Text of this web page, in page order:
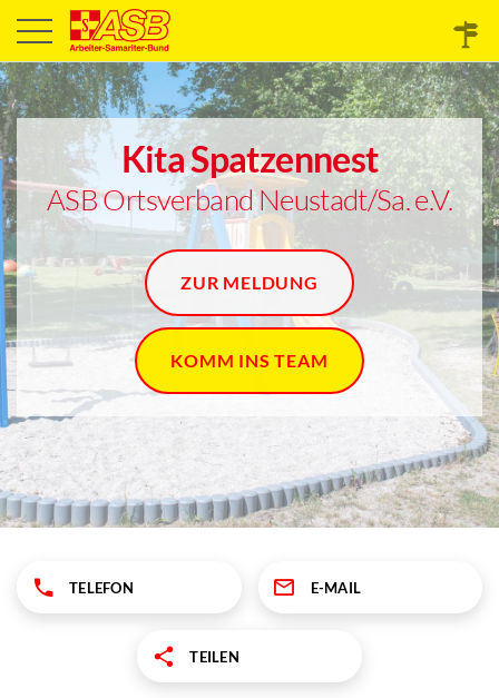
Kita Spatzennest
ASB Ortsverband Neustadt/Sa. e.V.
ZUR MELDUNG
KOMM INS TEAM
TELEFON E-MAIL
TEILEN